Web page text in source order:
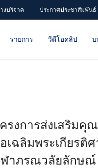
งบริจาค ประกาศประชาสัมพันธ์
รายการ วีดีโอคลิป บ
งการส่งเสริมคุ
เฉลิมพระเกียรติ
ฬาภรณวลัยลักษ